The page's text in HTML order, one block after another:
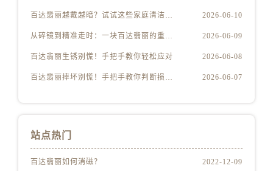
百达翡丽越戴越暗？试试这些家庭清洁妙招 2026-06-10
从碎镜到精准走时：一块百达翡丽的重生之路 2026-06-09
百达翡丽生锈别慌！手把手教你轻松应对 2026-06-08
百达翡丽摔坏别慌！手把手教你判断损伤程度 2026-06-07
站点热门
百达翡丽如何消磁？ 2022-12-09